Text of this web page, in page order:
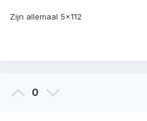
Zijn allemaal 5x112
0